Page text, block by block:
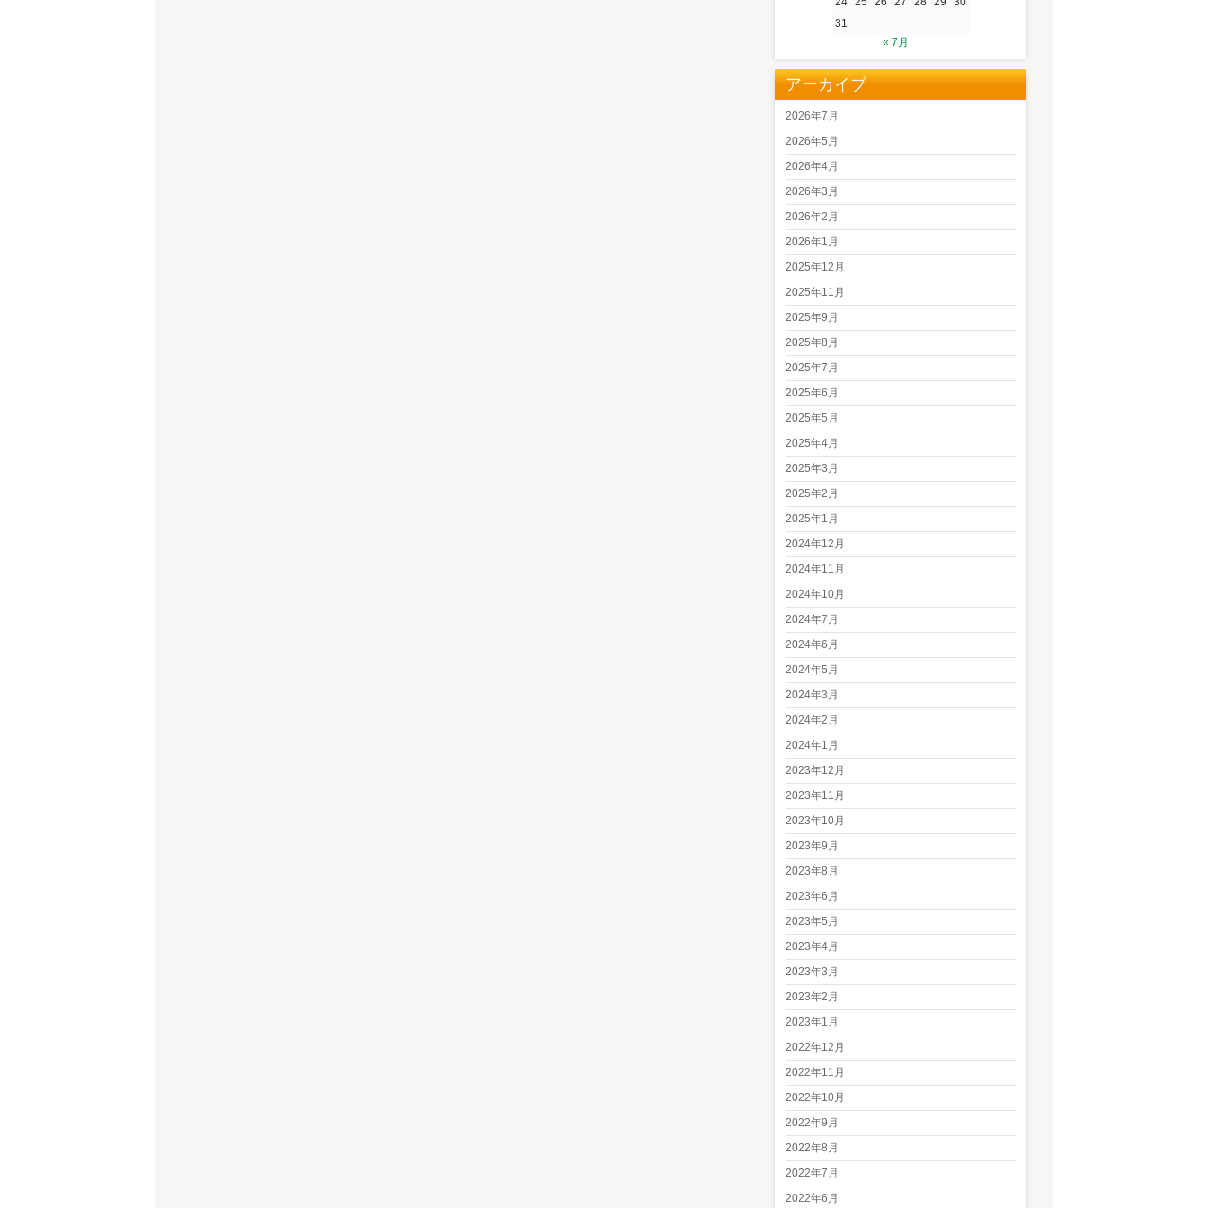
31
« 7月
アーカイブ
2026年7月
2026年5月
2026年4月
2026年3月
2026年2月
2026年1月
2025年12月
2025年11月
2025年9月
2025年8月
2025年7月
2025年6月
2025年5月
2025年4月
2025年3月
2025年2月
2025年1月
2024年12月
2024年11月
2024年10月
2024年7月
2024年6月
2024年5月
2024年3月
2024年2月
2024年1月
2023年12月
2023年11月
2023年10月
2023年9月
2023年8月
2023年6月
2023年5月
2023年4月
2023年3月
2023年2月
2023年1月
2022年12月
2022年11月
2022年10月
2022年9月
2022年8月
2022年7月
2022年6月